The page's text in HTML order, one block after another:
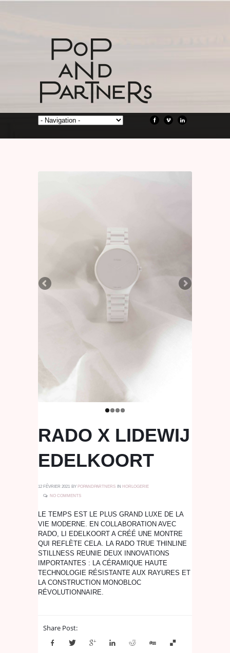
RADO X LIDEWIJ
EDELKOORT
12 FÉVRIER 2021 BY POPANDPARTNERS IN HORLOGERIE
NO COMMENTS
LE TEMPS EST LE PLUS GRAND LUXE DE LA
VIE MODERNE. EN COLLABORATION AVEC
RADO, LI EDELKOORT A CRÉÉ UNE MONTRE
QUI REFLÈTE CELA. LA RADO TRUE THINLINE
STILLNESS REUNIE DEUX INNOVATIONS
IMPORTANTES : LA CÉRAMIQUE HAUTE
TECHNOLOGIE RÉSISTANTE AUX RAYURES ET
LA CONSTRUCTION MONOBLOC
RÉVOLUTIONNAIRE.
Share Post: